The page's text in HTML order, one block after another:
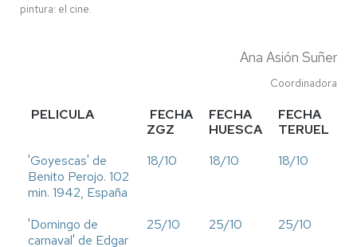
pintura: el cine.
Ana Asión Suñer
Coordinadora
PELICULA
FECHA
ZGZ
FECHA
HUESCA
FECHA
TERUEL
'Goyescas' de
Benito Perojo. 102
min. 1942, España
18/10 18/10 18/10
'Domingo de
carnaval' de Edgar
25/10 25/10 25/10